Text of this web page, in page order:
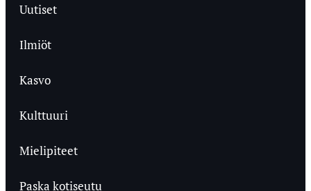
Uutiset
Ilmiöt
Kasvo
Kulttuuri
Mielipiteet
Paska kotiseutu